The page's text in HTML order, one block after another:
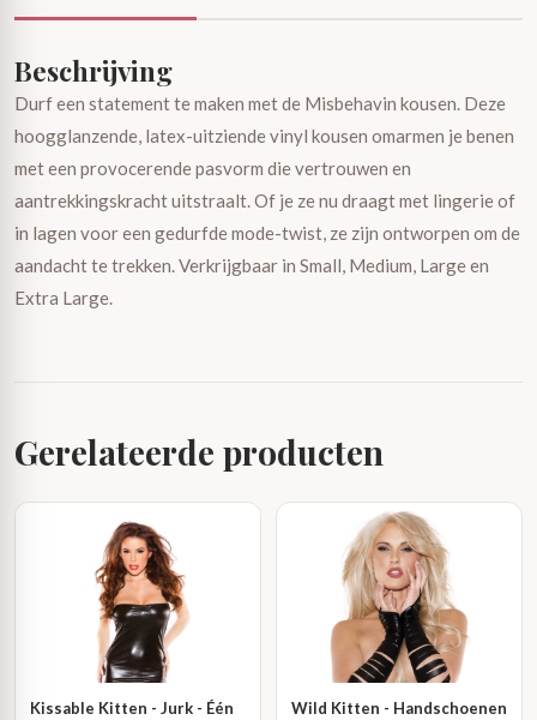
Beschrijving
Durf een statement te maken met de Misbehavin kousen. Deze
hoogglanzende, latex-uitziende vinyl kousen omarmen je benen
met een provocerende pasvorm die vertrouwen en
aantrekkingskracht uitstraalt. Of je ze nu draagt met lingerie of
in lagen voor een gedurfde mode-twist, ze zijn ontworpen om de
aandacht te trekken. Verkrijgbaar in Small, Medium, Large en
Extra Large.
Gerelateerde producten
Kissable Kitten - Jurk - Één
Wild Kitten - Handschoenen